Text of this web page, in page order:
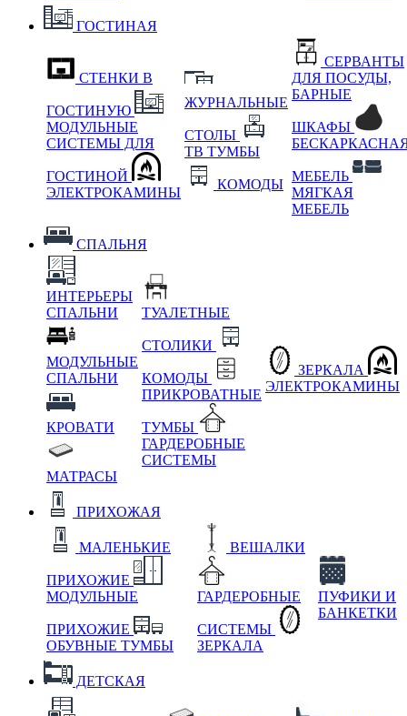
ГОСТИНАЯ
СТЕНКИ В
ГОСТИНУЮ
МОДУЛЬНЫЕ
СИСТЕМЫ ДЛЯ
ГОСТИНОЙ
ЭЛЕКТРОКАМИНЫ
ЖУРНАЛЬНЫЕ
СТОЛЫ
ТВ ТУМБЫ
КОМОДЫ
СЕРВАНТЫ
ДЛЯ ПОСУДЫ,
БАРНЫЕ
ШКАФЫ
МЕБЕЛЬ
МЯГКАЯ
МЕБЕЛЬ
СПАЛЬНЯ
ИНТЕРЬЕРЫ
СПАЛЬНИ
МОДУЛЬНЫЕ
СПАЛЬНИ
КРОВАТИ
МАТРАСЫ
ТУАЛЕТНЫЕ
СТОЛИКИ
КОМОДЫ
ПРИКРОВАТНЫЕ
ТУМБЫ
ГАРДЕРОБНЫЕ
СИСТЕМЫ
ЗЕРКАЛА
ЭЛЕКТРОКАМИНЫ
ПРИХОЖАЯ
МАЛЕНЬКИЕ
ПРИХОЖИЕ
МОДУЛЬНЫЕ
ПРИХОЖИЕ
ОБУВНЫЕ ТУМБЫ
ВЕШАЛКИ
ГАРДЕРОБНЫЕ
СИСТЕМЫ
ЗЕРКАЛА
ПУФИКИ И
БАНКЕТКИ
ДЕТСКАЯ